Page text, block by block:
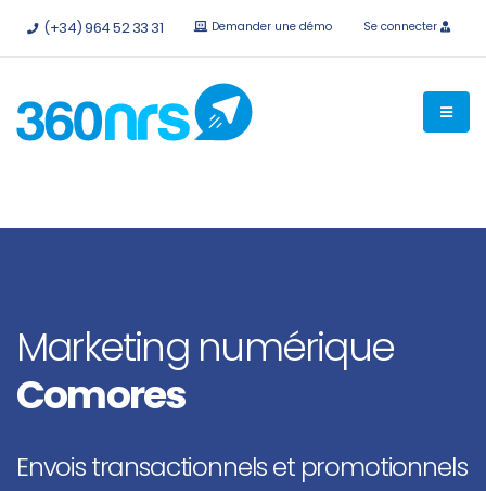
Essayez-le gratuitement sans engagementAPI et
(+34) 964 52 33 31 Demander une démo Se connecter
Marketing numérique
Comores
Envois transactionnels et promotionnels